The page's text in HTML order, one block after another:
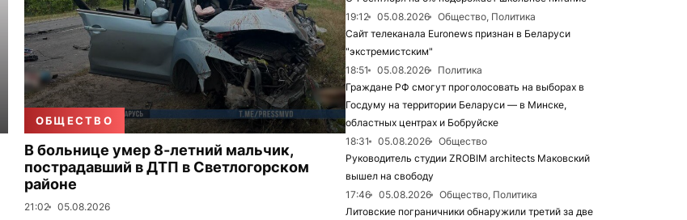
ОБЩЕСТВО
В больнице умер 8-летний мальчик,
пострадавший в ДТП в Светлогорском
районе
21:02 05.08.2026
19:12
05.08.2026
Общество, Политика
Сайт телеканала Euronews признан в Беларуси
"экстремистским"
18:51
05.08.2026
Политика
Граждане РФ смогут проголосовать на выборах в
Госдуму на территории Беларуси — в Минске,
областных центрах и Бобруйске
18:31
05.08.2026
Общество
Руководитель студии ZROBIM architects Маковский
вышел на свободу
17:46
05.08.2026
Общество, Политика
Литовские пограничники обнаружили третий за две